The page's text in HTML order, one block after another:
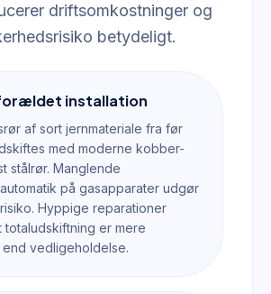
driftsomkostninger og
betydeligt.
installation
af sort jernmateriale fra før
med moderne kobber-
stålrør. Manglende
på gasapparater udgør
Hyppige reparationer
totaludskiftning er mere
vedligeholdelse.